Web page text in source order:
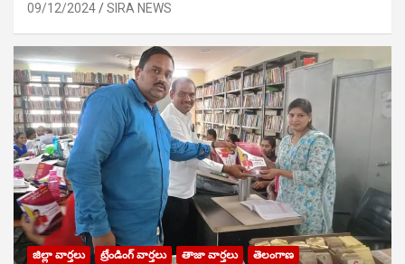
09/12/2024 SIRA NEWS
జిల్లా వార్తలు ట్రేండింగ్ వార్తలు తాజా వార్తలు తెలంగాణ